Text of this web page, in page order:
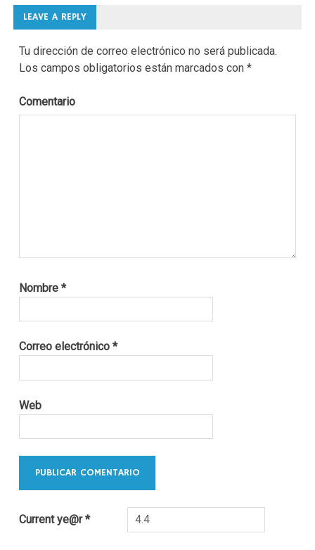
LEAVE A REPLY
Tu dirección de correo electrónico no será publicada.
Los campos obligatorios están marcados con*
Comentario
Nombre*
Correo electrónico*
Web
Current ye@r*